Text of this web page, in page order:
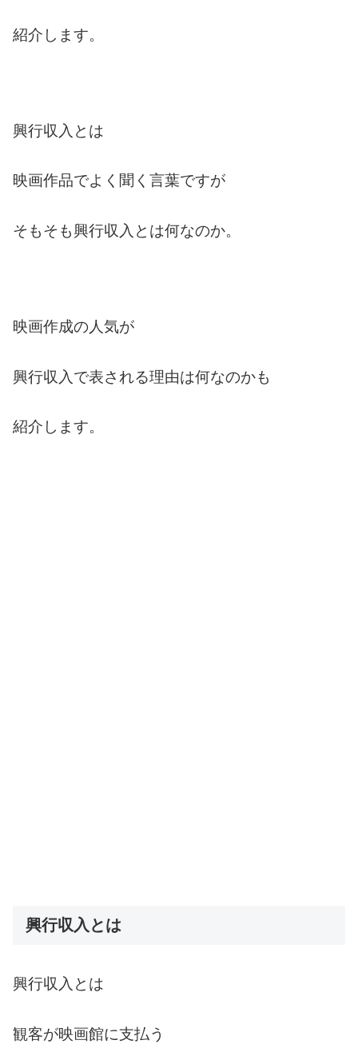
紹介します。
興行収入とは
映画作品でよく聞く言葉ですが
そもそも興行収入とは何なのか。
映画作成の人気が
興行収入で表される理由は何なのかも
紹介します。
興行収入とは
興行収入とは
観客が映画館に支払う